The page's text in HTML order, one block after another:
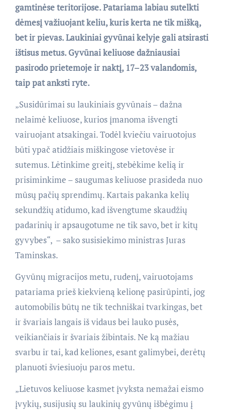
gamtinėse teritorijose. Patariama labiau sutelkti
dėmesį važiuojant keliu, kuris kerta ne tik mišką,
bet ir pievas. Laukiniai gyvūnai kelyje gali atsirasti
ištisus metus. Gyvūnai keliuose dažniausiai
pasirodo prietemoje ir naktį, 17–23 valandomis,
taip pat anksti ryte.
„Susidūrimai su laukiniais gyvūnais – dažna
nelaimė keliuose, kurios įmanoma išvengti
vairuojant atsakingai. Todėl kviečiu vairuotojus
būti ypač atidžiais miškingose vietovėse ir
sutemus. Lėtinkime greitį, stebėkime kelią ir
prisiminkime – saugumas keliuose prasideda nuo
mūsų pačių sprendimų. Kartais pakanka kelių
sekundžių atidumo, kad išvengtume skaudžių
padarinių ir apsaugotume ne tik savo, bet ir kitų
gyvybes“, – sako susisiekimo ministras Juras
Taminskas.
Gyvūnų migracijos metu, rudenį, vairuotojams
patariama prieš kiekvieną kelionę pasirūpinti, jog
automobilis būtų ne tik techniškai tvarkingas, bet
ir švariais langais iš vidaus bei lauko pusės,
veikiančiais ir švariais žibintais. Ne ką mažiau
svarbu ir tai, kad keliones, esant galimybei, derėtų
planuoti šviesiuoju paros metu.
„Lietuvos keliuose kasmet įvyksta nemažai eismo
įvykių, susijusių su laukinių gyvūnų išbėgimu į